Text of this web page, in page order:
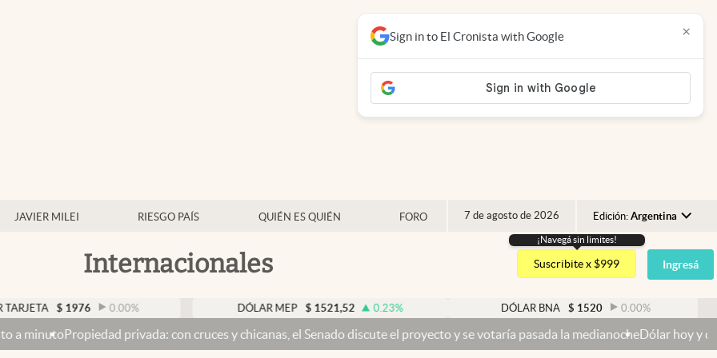
JAVIER MILEI RIESGO PAÍS QUIÉN ES QUIÉN FORO 7 de agosto de 2026 Edición: Argentina
Argentina
España
USA
Internacionales
¡Navegá sin limites!
Suscribite x $999 Ingresá
$ 1976 0.00 % DÓLAR MEP $ 1521,52 0.23 % DÓLAR BNA $ 1520 0.00 %
Propiedad privada: con cruces y chicanas, el Senado discute el proyecto y se votaría pasada la medianocheDólar hoy y dólar blue
Sign in to El Cronista with Google ×